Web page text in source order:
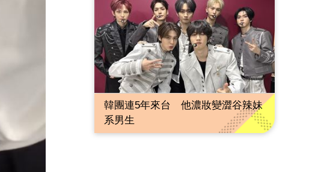
韓團連5年來台 他濃妝變澀谷辣妹
系男生